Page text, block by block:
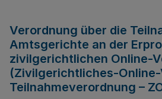
Verordnung über die
Amtsgerichte an der
zivilgerichtlichen Online-
(Zivilgerichtliches-
Teilnahmeverordnung –